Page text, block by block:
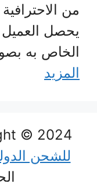
من
يحصل
الخاص به
المزيد
للشحن